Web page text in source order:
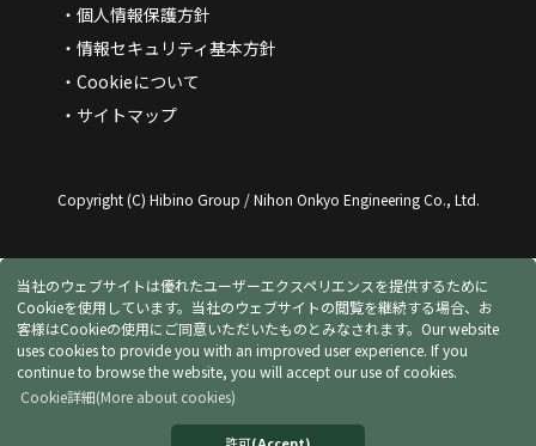
当社のウェブサイトは優れたユーザーエクスペリエンスを提供するために
Cookieを使用しています。当社のウェブサイトの閲覧を継続する場合、お
客様はCookieの使用にご同意いただいたものとみなされます。 Our website
uses cookies to provide you with an improved user experience. If you
continue to browse the website, you will accept our use of cookies.
Cookie詳細(More about cookies)
個人情報保護方針
情報セキュリティ基本方針
Cookieについて
サイトマップ
Copyright (C) Hibino Group / Nihon Onkyo Engineering Co., Ltd.